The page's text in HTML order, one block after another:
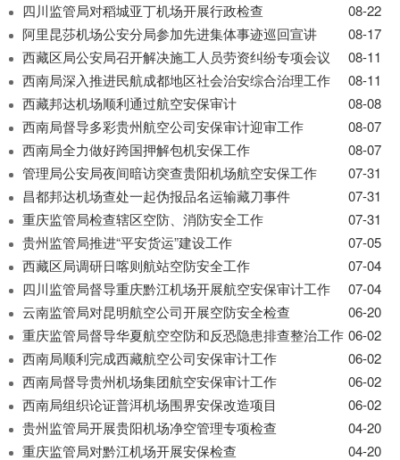
四川监管局对稻城亚丁机场开展行政检查
08-22
阿里昆莎机场公安分局参加先进集体事迹巡回宣讲
08-17
西藏区局公安局召开解决施工人员劳资纠纷专项会议
08-11
西南局深入推进民航成都地区社会治安综合治理工作
08-11
西藏邦达机场顺利通过航空安保审计
08-08
西南局督导多彩贵州航空公司安保审计迎审工作
08-07
西南局全力做好跨国押解包机安保工作
08-07
管理局公安局夜间暗访突查贵阳机场航空安保工作
07-31
昌都邦达机场查处一起伪报品名运输藏刀事件
07-31
重庆监管局检查辖区空防、消防安全工作
07-31
贵州监管局推进“平安货运”建设工作
07-05
西藏区局调研日喀则航站空防安全工作
07-04
四川监管局督导重庆黔江机场开展航空安保审计工作
07-04
云南监管局对昆明航空公司开展空防安全检查
06-20
重庆监管局督导华夏航空空防和反恐隐患排查整治工作 06-02
西南局顺利完成西藏航空公司安保审计工作
06-02
西南局督导贵州机场集团航空安保审计工作
06-02
西南局组织论证普洱机场围界安保改造项目
06-02
贵州监管局开展贵阳机场净空管理专项检查
04-20
重庆监管局对黔江机场开展安保检查
04-20
开
导
盲
模